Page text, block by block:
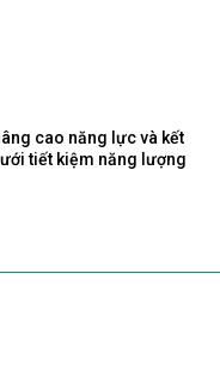
cao năng lực và kết
tiết kiệm năng lượng